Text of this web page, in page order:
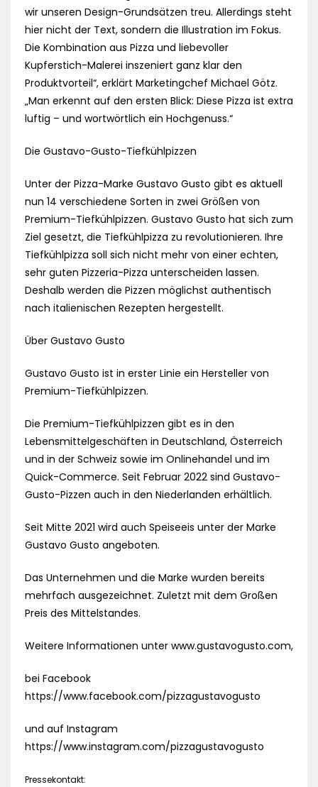
wir unseren Design-Grundsätzen treu. Allerdings steht
hier nicht der Text, sondern die Illustration im Fokus.
Die Kombination aus Pizza und liebevoller
Kupferstich-Malerei inszeniert ganz klar den
Produktvorteil“, erklärt Marketingchef Michael Götz.
„Man erkennt auf den ersten Blick: Diese Pizza ist extra
luftig – und wortwörtlich ein Hochgenuss.“
Die Gustavo-Gusto-Tiefkühlpizzen
Unter der Pizza-Marke Gustavo Gusto gibt es aktuell
nun 14 verschiedene Sorten in zwei Größen von
Premium-Tiefkühlpizzen. Gustavo Gusto hat sich zum
Ziel gesetzt, die Tiefkühlpizza zu revolutionieren. Ihre
Tiefkühlpizza soll sich nicht mehr von einer echten,
sehr guten Pizzeria-Pizza unterscheiden lassen.
Deshalb werden die Pizzen möglichst authentisch
nach italienischen Rezepten hergestellt.
Über Gustavo Gusto
Gustavo Gusto ist in erster Linie ein Hersteller von
Premium-Tiefkühlpizzen.
Die Premium-Tiefkühlpizzen gibt es in den
Lebensmittelgeschäften in Deutschland, Österreich
und in der Schweiz sowie im Onlinehandel und im
Quick-Commerce. Seit Februar 2022 sind Gustavo-
Gusto-Pizzen auch in den Niederlanden erhältlich.
Seit Mitte 2021 wird auch Speiseeis unter der Marke
Gustavo Gusto angeboten.
Das Unternehmen und die Marke wurden bereits
mehrfach ausgezeichnet. Zuletzt mit dem Großen
Preis des Mittelstandes.
Weitere Informationen unter www.gustavogusto.com,
bei Facebook
https://www.facebook.com/pizzagustavogusto
und auf Instagram
https://www.instagram.com/pizzagustavogusto
Pressekontakt: